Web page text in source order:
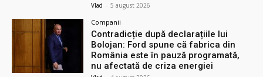
Vlad - 5 august 2026
Companii
Contradicție după declarațiile lui
Bolojan: Ford spune că fabrica din
România este în pauză programată,
nu afectată de criza energiei